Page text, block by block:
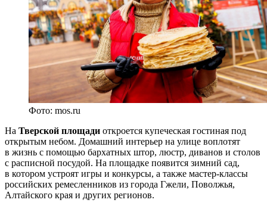
Фото: mos.ru
На Тверской площади откроется купеческая гостиная под
открытым небом. Домашний интерьер на улице воплотят
в жизнь с помощью бархатных штор, люстр, диванов и столов
с расписной посудой. На площадке появится зимний сад,
в котором устроят игры и конкурсы, а также мастер-классы
российских ремесленников из города Гжели, Поволжья,
Алтайского края и других регионов.